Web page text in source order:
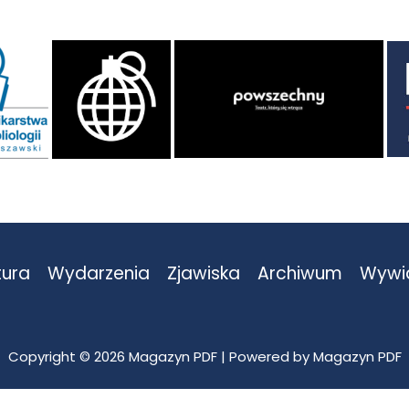
Wydarzenia Zjawiska Archiwum
Copyright © 2026 Magazyn PDF | Powered by Magazyn PDF